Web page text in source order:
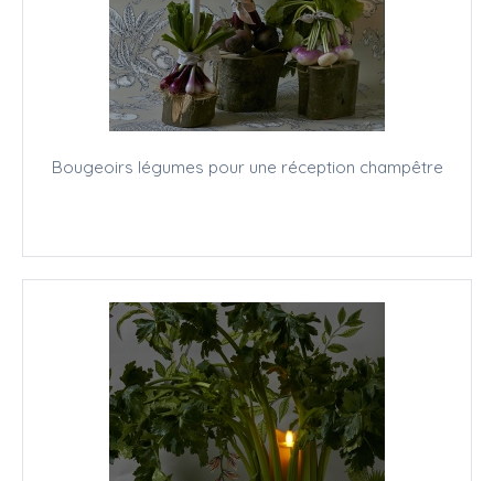
Bougeoirs légumes pour une réception champêtre